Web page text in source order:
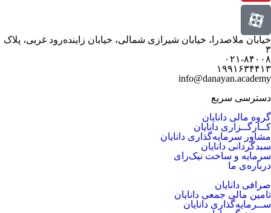
خیابان ملاصدرا، خیابان شیرازی شمالی، خیابان زاینده‌رود غربی، پلاک
۳
۰۲۱-۸۴۰۰۸
۱۹۹۱۶۳۴۴۱۳
info@danayan.academy
دسترسی سریع
گروه مالی دانایان
کــارگــزاری دانایان
مشاور سرمایه‌گذاری دانایان
سبدگردانی دانایان
سرمایه و ساخت نیک‌رای
درباره‌ی ما
صرافی دانایان
تامین مالی جمعی دانایان
ســرمایه‌گذاری دانایان